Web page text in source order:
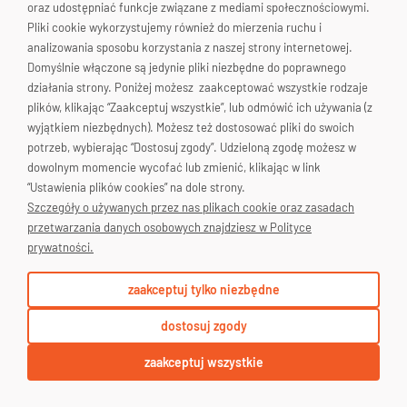
*nie dotyczy opryskiwaczy akumulatorowych
oraz udostępniać funkcje związane z mediami społecznościowymi.
Pliki cookie wykorzystujemy również do mierzenia ruchu i
analizowania sposobu korzystania z naszej strony internetowej.
Domyślnie włączone są jedynie pliki niezbędne do poprawnego
działania strony. Poniżej możesz zaakceptować wszystkie rodzaje
plików, klikając “Zaakceptuj wszystkie”, lub odmówić ich używania (z
wyjątkiem niezbędnych). Możesz też dostosować pliki do swoich
potrzeb, wybierając “Dostosuj zgody”. Udzieloną zgodę możesz w
dowolnym momencie wycofać lub zmienić, klikając w link
“Ustawienia plików cookies” na dole strony.
Szczegóły o używanych przez nas plikach cookie oraz zasadach
przetwarzania danych osobowych znajdziesz w Polityce
prywatności.
zaakceptuj tylko niezbędne
dostosuj zgody
zaakceptuj wszystkie